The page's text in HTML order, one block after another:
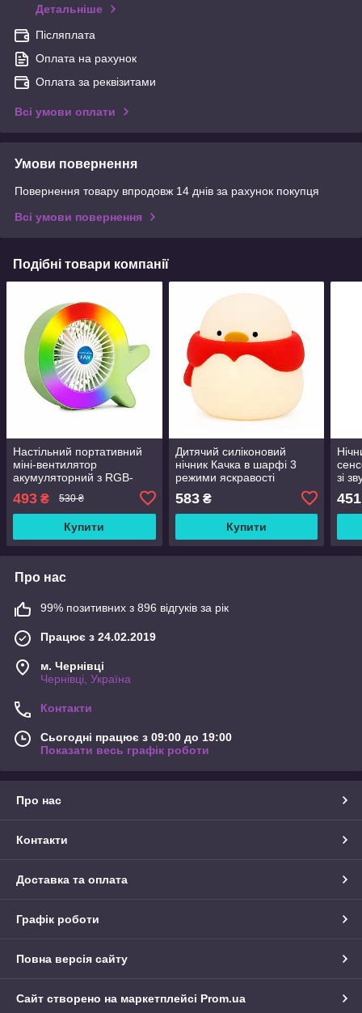
Детальніше
Післяплата
Оплата на рахунок
Оплата за реквізитами
Всі умови оплати
Умови повернення
Повернення товару впродовж 14 днів за рахунок покупця
Всі умови повернення
Подібні товари компанії
Настільний портативний
міні-вентилятор
акумуляторний з RGB-
Colorful Light Fan Зелений
493 ₴ 530 ₴
Купити
Дитячий силіконовий
нічник Качка в шарфі 3
режими яскравості
583₴
Купити
зі
451
Про нас
99% позитивних з 896 відгуків за рік
Працює з 24.02.2019
м. Чернівці
Чернівці, Україна
Контакти
Сьогодні працює з 09:00 до 19:00
Показати весь графік роботи
Про нас
Контакти
Доставка та оплата
Графік роботи
Повна версія сайту
Сайт створено на маркетплейсі Prom.ua